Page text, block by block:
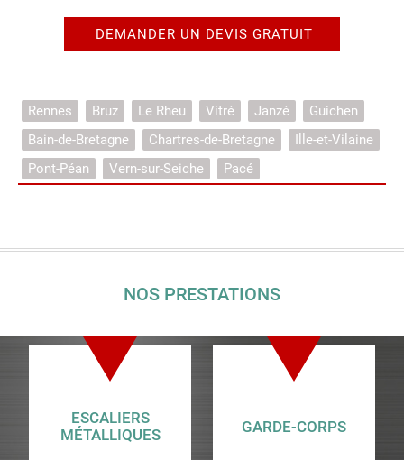
DEMANDER UN DEVIS GRATUIT
Rennes Bruz Le Rheu Vitré Janzé
Guichen
Bain-de-Bretagne
Chartres-de-Bretagne
Ille-et-Vilaine
Pont-Péan
Vern-sur-Seiche Pacé
NOS PRESTATIONS
ESCALIERS
MÉTALLIQUES
GARDE-CORPS